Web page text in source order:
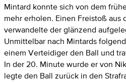
Mintard konnte sich von dem
mehr erholen. Einen Freistoß aus
verwandelte der glänzend
Unmittelbar nach Mintards
einem Verteidiger den Ball und
In der 20. Minute wurde er von
legte den Ball zurück in den